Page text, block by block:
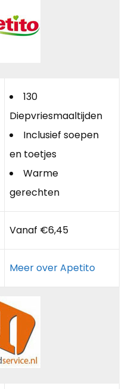
130
Diepvriesmaaltijden
Inclusief soepen
en toetjes
Warme
gerechten
Vanaf €6,45
Meer over Apetito